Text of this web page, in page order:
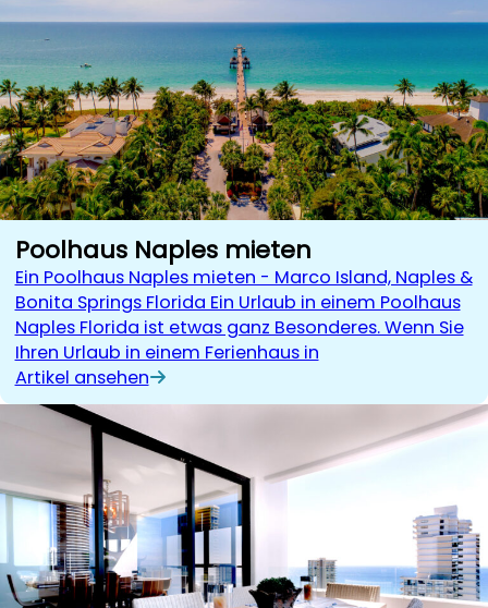
Poolhaus Naples mieten
Ein Poolhaus Naples mieten - Marco Island, Naples &
Bonita Springs Florida Ein Urlaub in einem Poolhaus
Naples Florida ist etwas ganz Be­son­de­res. Wenn Sie
Ihren Urlaub in einem Fe­ri­en­haus in
Artikel ansehen